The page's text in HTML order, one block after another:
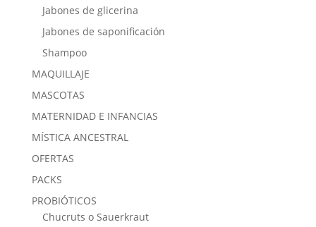
Jabones de glicerina
Jabones de saponificación
Shampoo
MAQUILLAJE
MASCOTAS
MATERNIDAD E INFANCIAS
MÍSTICA ANCESTRAL
OFERTAS
PACKS
PROBIÓTICOS
Chucruts o Sauerkraut